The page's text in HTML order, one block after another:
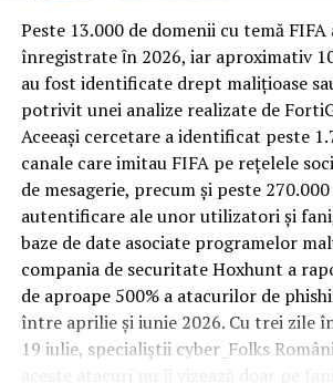
Spre diferență de o locuință obișnuită,
trece printr-un ciclu de utilizare
bagaje trase pe roți, curățenie zilnică,
rezervări consecutive în aceeași
frecvență ridicată de utilizare pune
orice suprafață, iar pardoseala este
elemente afectate vizibil, mai ales în
patului și a ușii de acces.
În etapa de renovare sau
care iau în calcul mocheta trafic intens
cu rotație mare reduc riscul de uzură
decolorare vizibilă în punctele de
o decizie care ține mai puțin de stil și
Peste 13.000 de domenii cu temă FIFA
înregistrate ȋn 2026, iar aproximativ
au fost identificate drept malițioase
potrivit unei analize realizate de
Aceeași cercetare a identificat peste
canale care imitau FIFA pe rețelele
de mesagerie, precum și peste
autentificare ale unor utilizatori și
baze de date asociate programelor
compania de securitate Hoxhunt a
de aproape 500% a atacurilor de
între aprilie și iunie 2026. Cu trei zile
19 iulie, specialiștii cyber_Folks